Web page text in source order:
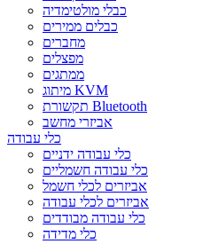
כבלי מולטימדיה
כבלים ממירים
מחברים
מפצלים
ממתגים
מיתוג KVM
תקשורת Bluetooth
אביזרי מחשב
כלי עבודה
כלי עבודה ידניים
כלי עבודה חשמליים
אביזרים לכלי חשמל
אביזרים לכלי עבודה
כלי עבודה מבודדים
כלי מדידה